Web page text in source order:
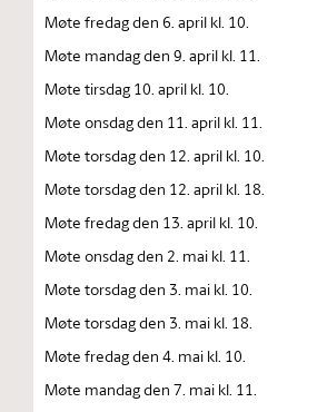
Møte fredag den 6. april kl. 10.
Møte mandag den 9. april kl. 11.
Møte tirsdag 10. april kl. 10.
Møte onsdag den 11. april kl. 11.
Møte torsdag den 12. april kl. 10.
Møte torsdag den 12. april kl. 18.
Møte fredag den 13. april kl. 10.
Møte onsdag den 2. mai kl. 11.
Møte torsdag den 3. mai kl. 10.
Møte torsdag den 3. mai kl. 18.
Møte fredag den 4. mai kl. 10.
Møte mandag den 7. mai kl. 11.